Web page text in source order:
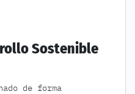
Sostenible
de forma